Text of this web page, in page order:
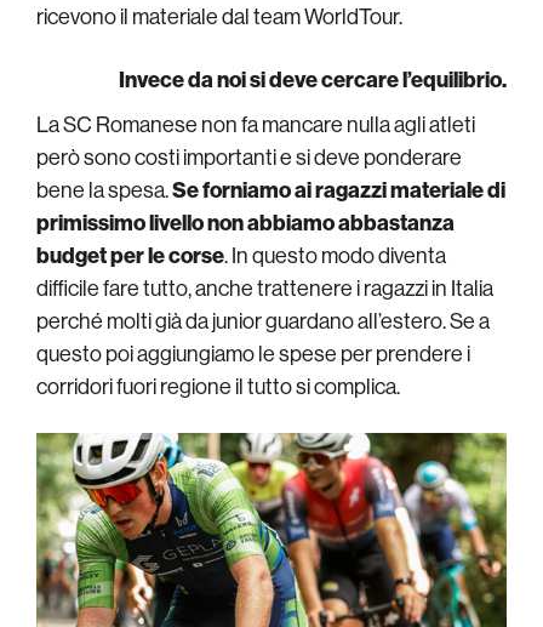
ricevono il materiale dal team WorldTour.
Invece da noi si deve cercare l’equilibrio.
La SC Romanese non fa mancare nulla agli atleti
però sono costi importanti e si deve ponderare
bene la spesa.Se forniamo ai ragazzi materiale di
primissimo livello non abbiamo abbastanza
budget per le corse. In questo modo diventa
difficile fare tutto, anche trattenere i ragazzi in Italia
perché molti già da junior guardano all’estero. Se a
questo poi aggiungiamo le spese per prendere i
corridori fuori regione il tutto si complica.